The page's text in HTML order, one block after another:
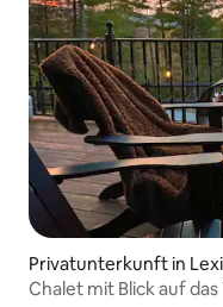
Privatunterkunft in
Chalet mit Blick auf